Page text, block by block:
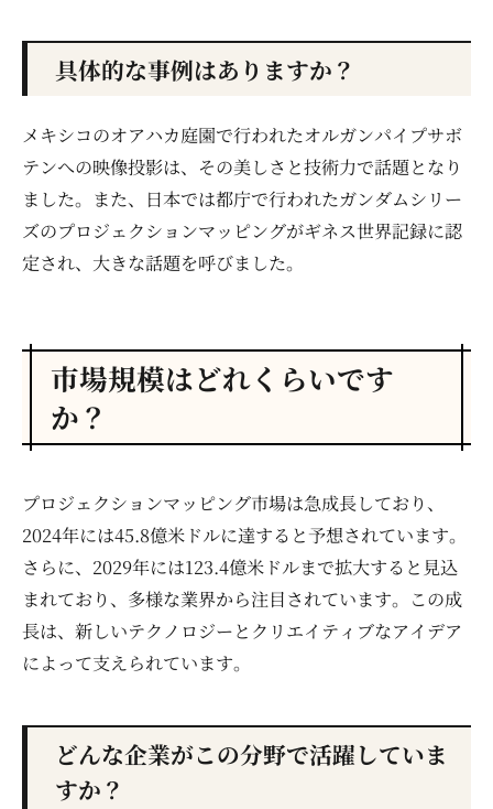
具体的な事例はありますか？
メキシコのオアハカ庭園で行われたオルガンパイプサボ
テンへの映像投影は、その美しさと技術力で話題となり
ました。また、日本では都庁で行われたガンダムシリー
ズのプロジェクションマッピングがギネス世界記録に認
定され、大きな話題を呼びました。
市場規模はどれくらいです
か？
プロジェクションマッピング市場は急成長しており、
2024年には45.8億米ドルに達すると予想されています。
さらに、2029年には123.4億米ドルまで拡大すると見込
まれており、多様な業界から注目されています。この成
長は、新しいテクノロジーとクリエイティブなアイデア
によって支えられています。
どんな企業がこの分野で活躍していま
すか？